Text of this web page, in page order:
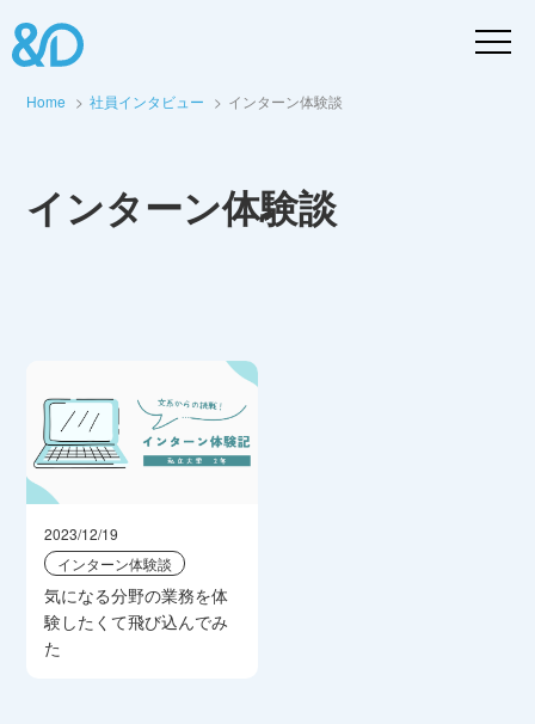
Home 社員インタビュー インターン体験談
インターン体験談
2023/12/19
インターン体験談
気になる分野の業務を体
験したくて飛び込んでみ
た